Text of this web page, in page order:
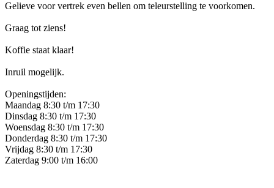
Gelieve voor vertrek even bellen om teleurstelling te voorkomen.
Graag tot ziens!
Koffie staat klaar!
Inruil mogelijk.
Openingstijden:
Maandag 8:30 t/m 17:30
Dinsdag 8:30 t/m 17:30
Woensdag 8:30 t/m 17:30
Donderdag 8:30 t/m 17:30
Vrijdag 8:30 t/m 17:30
Zaterdag 9:00 t/m 16:00